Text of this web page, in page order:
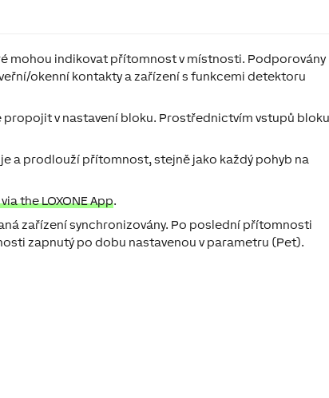
mohou indikovat přítomnost v místnosti. Podporovány
okenní kontakty a zařízení s funkcemi detektoru
v nastavení bloku. Prostřednictvím vstupů
a prodlouží přítomnost, stejně jako každý pohyb na
the LOXONE App.
zařízení synchronizovány. Po poslední přítomnosti
zapnutý po dobu nastavenou v parametru (Pet).